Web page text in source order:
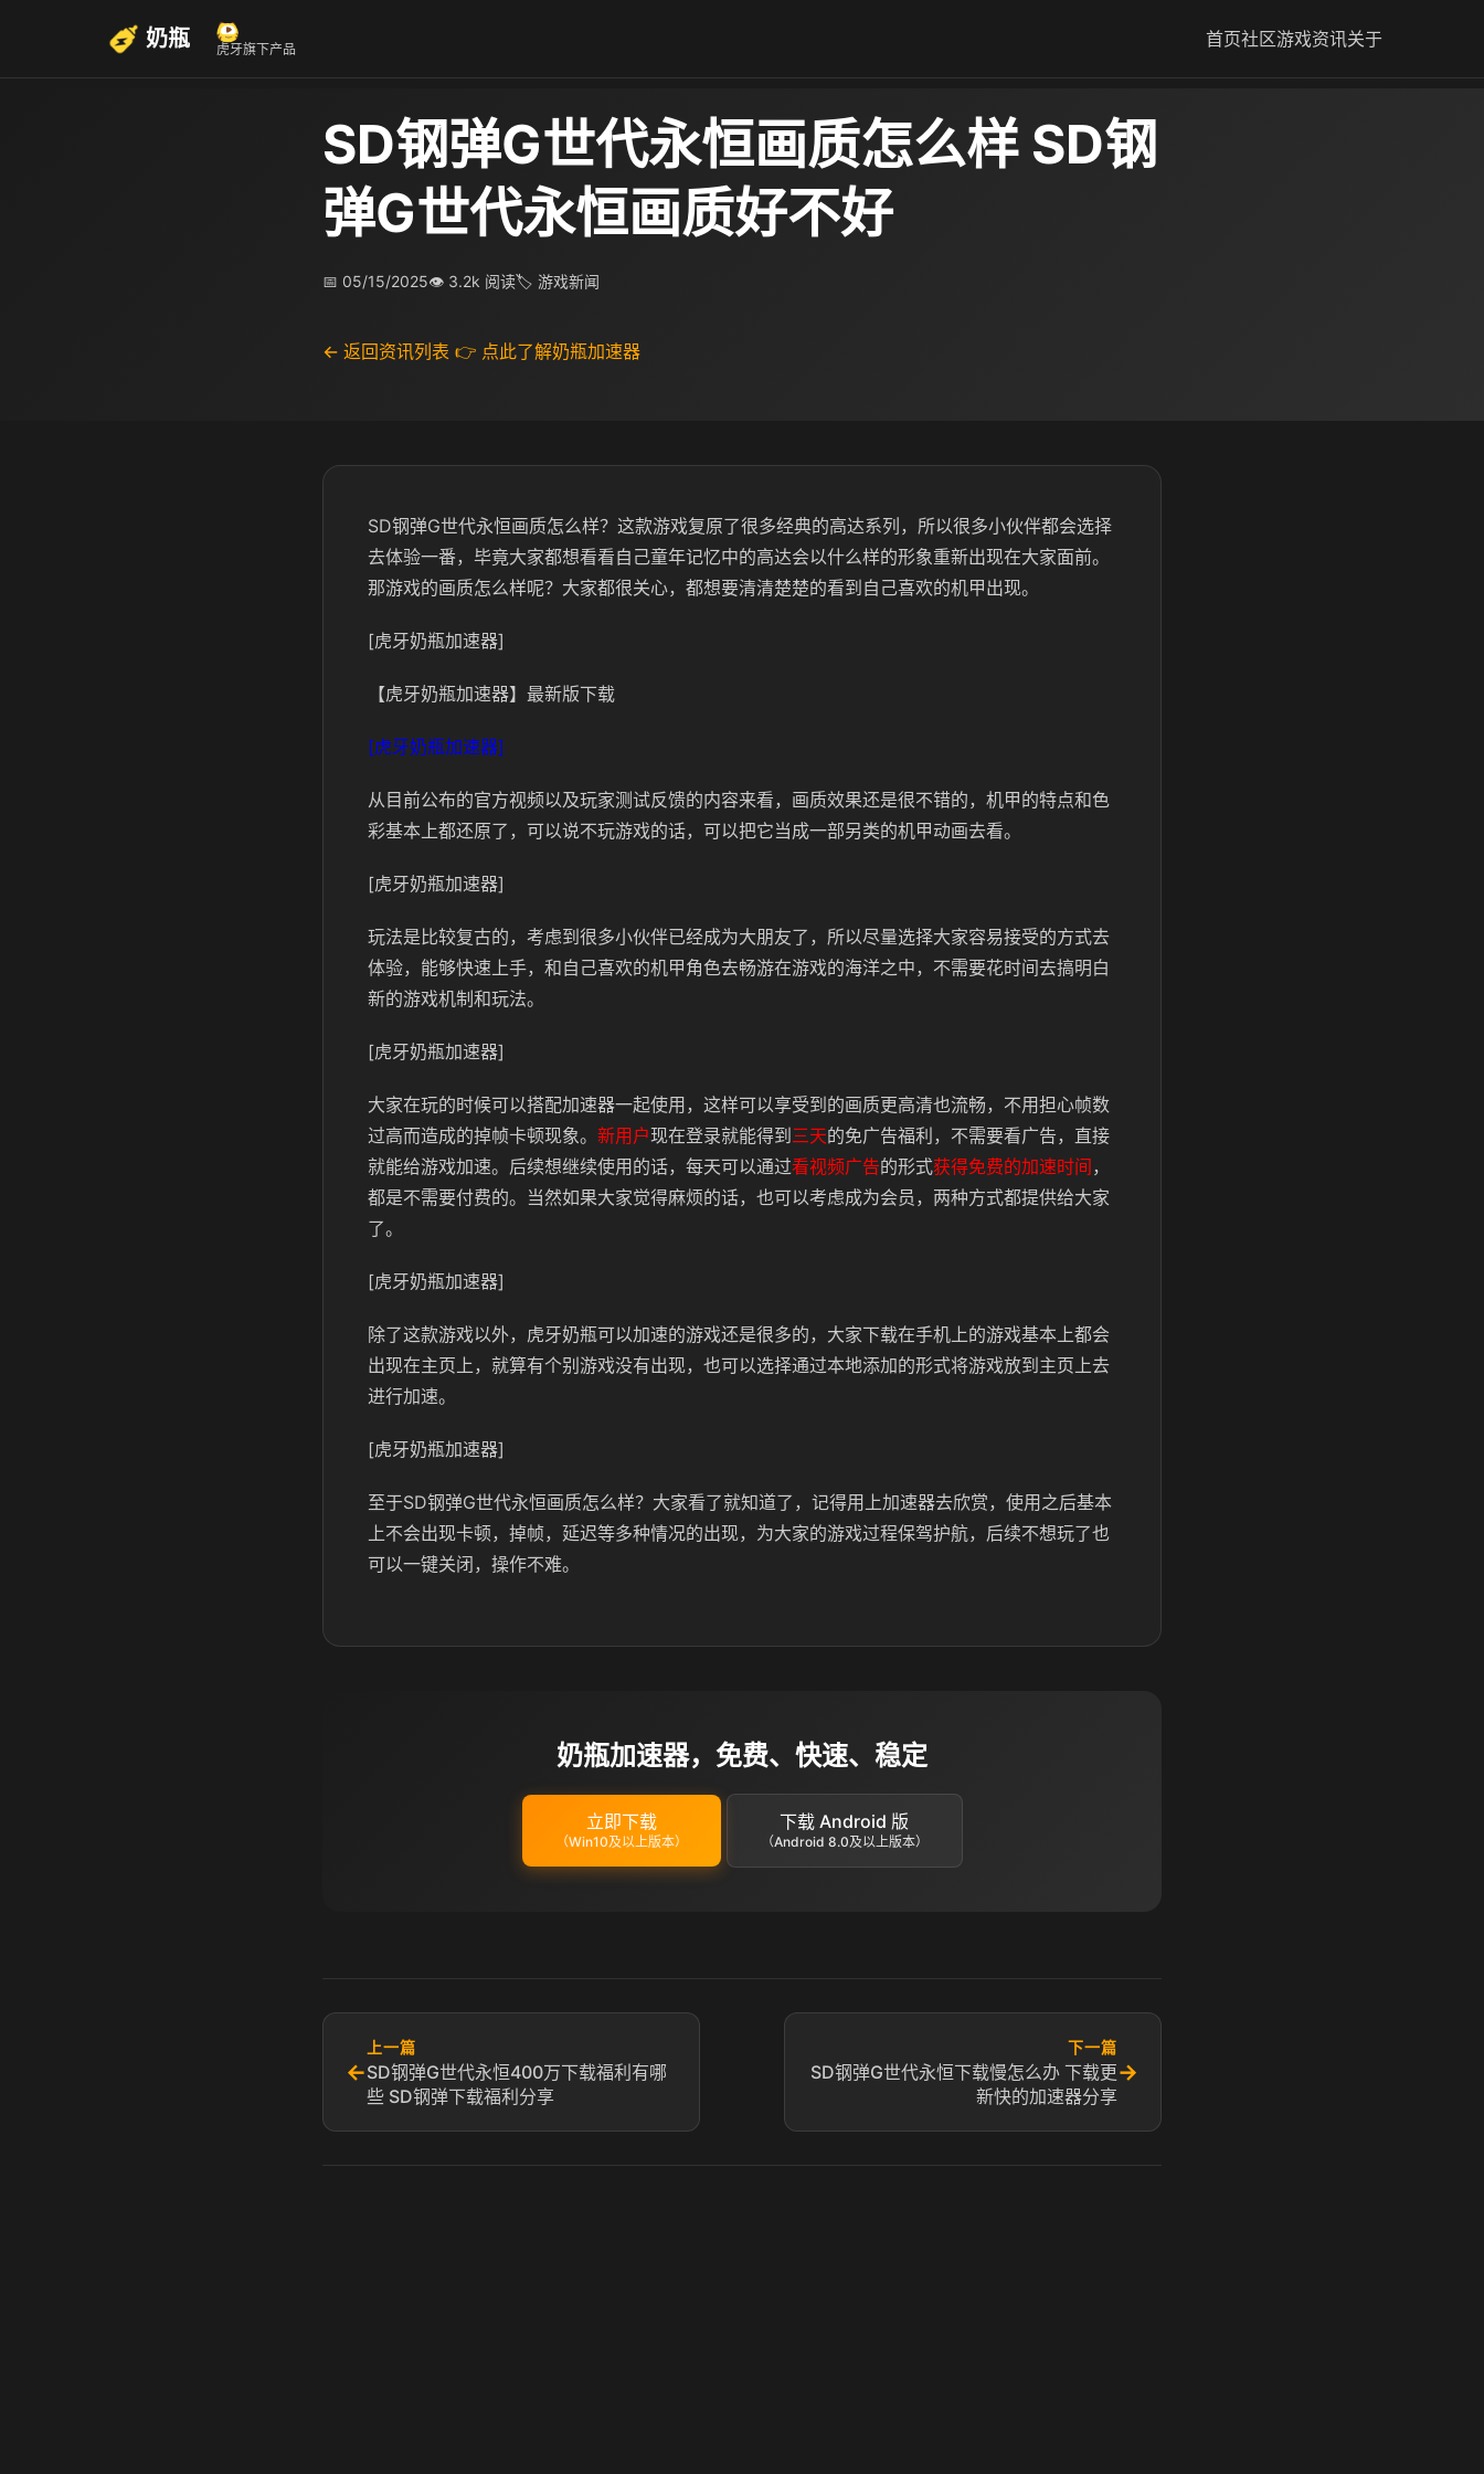
奶瓶 虎牙旗下产品 首页社区游戏资讯关于
SD钢弹G世代永恒画质怎么样 SD钢
弹G世代永恒画质好不好
📅 05/15/2025👁 3.2k 阅读🏷 游戏新闻
← 返回资讯列表 👉 点此了解奶瓶加速器
SD钢弹G世代永恒画质怎么样？这款游戏复原了很多经典的高达系列，所以很多小伙伴都会选择
去体验一番，毕竟大家都想看看自己童年记忆中的高达会以什么样的形象重新出现在大家面前。
那游戏的画质怎么样呢？大家都很关心，都想要清清楚楚的看到自己喜欢的机甲出现。
[虎牙奶瓶加速器]
【虎牙奶瓶加速器】最新版下载
[虎牙奶瓶加速器]
从目前公布的官方视频以及玩家测试反馈的内容来看，画质效果还是很不错的，机甲的特点和色
彩基本上都还原了，可以说不玩游戏的话，可以把它当成一部另类的机甲动画去看。
[虎牙奶瓶加速器]
玩法是比较复古的，考虑到很多小伙伴已经成为大朋友了，所以尽量选择大家容易接受的方式去
体验，能够快速上手，和自己喜欢的机甲角色去畅游在游戏的海洋之中，不需要花时间去搞明白
新的游戏机制和玩法。
[虎牙奶瓶加速器]
大家在玩的时候可以搭配加速器一起使用，这样可以享受到的画质更高清也流畅，不用担心帧数
过高而造成的掉帧卡顿现象。 新用户现在登录就能得到 三天的免广告福利，不需要看广告，直接
就能给游戏加速。后续想继续使用的话，每天可以通过看视频广告的形式获得免费的加速时间 ，
都是不需要付费的。当然如果大家觉得麻烦的话，也可以考虑成为会员，两种方式都提供给大家
了。
[虎牙奶瓶加速器]
除了这款游戏以外，虎牙奶瓶可以加速的游戏还是很多的，大家下载在手机上的游戏基本上都会
出现在主页上，就算有个别游戏没有出现，也可以选择通过本地添加的形式将游戏放到主页上去
进行加速。
[虎牙奶瓶加速器]
至于SD钢弹G世代永恒画质怎么样？大家看了就知道了，记得用上加速器去欣赏，使用之后基本
上不会出现卡顿，掉帧，延迟等多种情况的出现，为大家的游戏过程保驾护航，后续不想玩了也
可以一键关闭，操作不难。
奶瓶加速器，免费、快速、稳定
立即下载
（Win10及以上版本）
下载 Android 版
（Android 8.0及以上版本）
←
上一篇
SD钢弹G世代永恒400万下载福利有哪
些 SD钢弹下载福利分享
下一篇
SD钢弹G世代永恒下载慢怎么办 下载更
新快的加速器分享
→